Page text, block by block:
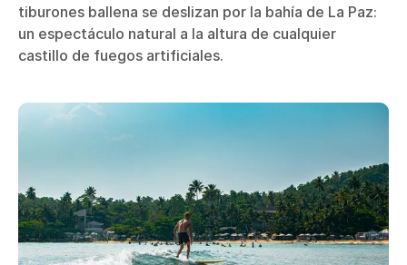
tiburones ballena se deslizan por la bahía de La Paz:
un espectáculo natural a la altura de cualquier
castillo de fuegos artificiales.